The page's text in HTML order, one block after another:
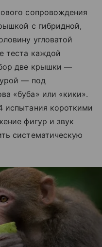
сопровождения
с гибридной,
угловатой
теста каждой
две крышки —
— под
«буба» или «кики».
испытания короткими
фигур и звук
систематическую